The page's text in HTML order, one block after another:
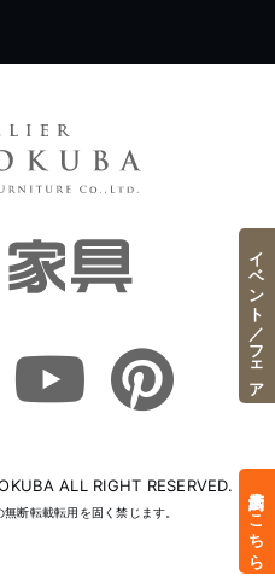
ALL RIGHT RESERVED.
断転載転用を固く禁じます。 来店予約はこちら
イベント／フェア